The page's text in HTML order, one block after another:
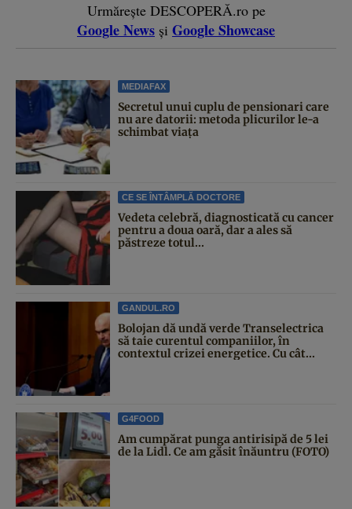
Urmărește DESCOPERĂ.ro pe
Google News și Google Showcase
MEDIAFAX
Secretul unui cuplu de pensionari care
nu are datorii: metoda plicurilor le-a
schimbat viața
CE SE ÎNTÂMPLĂ DOCTORE
Vedeta celebră, diagnosticată cu cancer
pentru a doua oară, dar a ales să
păstreze totul...
GANDUL.RO
Bolojan dă undă verde Transelectrica
să taie curentul companiilor, în
contextul crizei energetice. Cu cât...
G4FOOD
Am cumpărat punga antirisipă de 5 lei
de la Lidl. Ce am găsit înăuntru (FOTO)